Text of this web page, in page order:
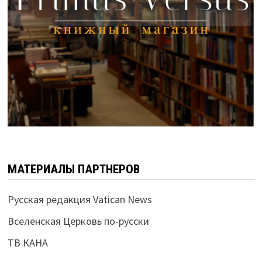
МАТЕРИАЛЫ ПАРТНЕРОВ
Русская редакция Vatican News
Вселенская Церковь по-русски
ТВ КАНА